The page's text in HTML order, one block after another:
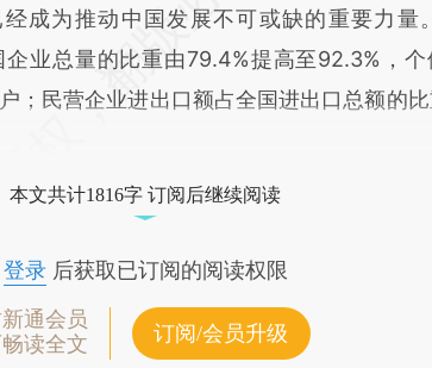
成为推动中国发展不可或缺的重要力量
业总量的比重由79.4%提高至92.3%，个
；民营企业进出口额占全国进出口总额的
本文共计1816字 订阅后继续阅读
登录后获取已订阅的阅读权限
通会员
读全文
订阅/会员升级